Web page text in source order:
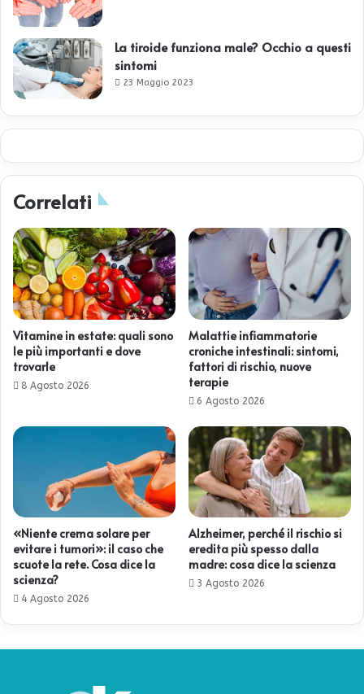
La tiroide funziona male? Occhio a questi
sintomi
23 Maggio 2023
Correlati
Vitamine in estate: quali sono
le più importanti e dove
trovarle
8 Agosto 2026
Malattie infiammatorie
croniche intestinali: sintomi,
fattori di rischio, nuove
terapie
6 Agosto 2026
«Niente crema solare per
evitare i tumori»: il caso che
scuote la rete. Cosa dice la
scienza?
4 Agosto 2026
Alzheimer, perché il rischio si
eredita più spesso dalla
madre: cosa dice la scienza
3 Agosto 2026